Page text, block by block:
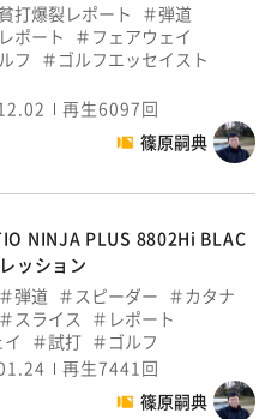
貧打爆裂レポート
弾道
レポート
フェアウェイ
フ
ゴルフエッセイスト
再生6097回
篠原嗣典
NINJA PLUS 8802Hi BLAC
ッション
弾道 スピーダー
カタナ
スライス
レポート
試打
ゴルフ
再生7441回
篠原嗣典